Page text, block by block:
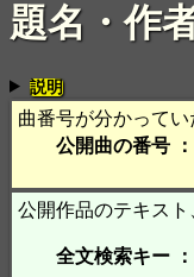
題名・作
説明
曲番号が分かってい
公開曲の番号 ：
公開作品のテキス
全文検索キー ：